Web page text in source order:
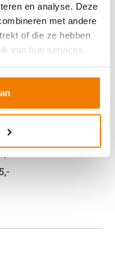
en analyse. Deze
met andere
of die ze hebben
van hun services.
v.a. €250,-
v.a. €250,-
v.a. €250,-